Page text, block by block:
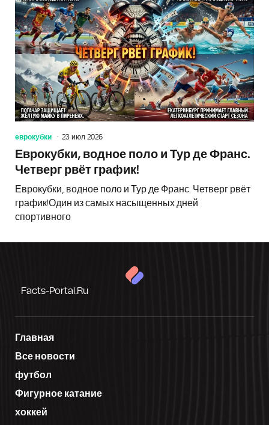
еврокубки 23 июл 2026
Еврокубки, водное поло и Тур де Франс.
Четверг рвёт график!
Еврокубки, водное поло и Тур де Франс. Четверг рвёт
график!Один из самых насыщенных дней
спортивного
Facts-Portal.ru
Главная
Все новости
футбол
Фигурное катание
хоккей